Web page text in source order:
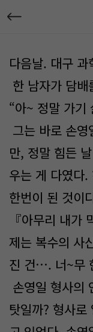
다음날. 대구
한 남자가 담
“아~ 정말 가
그는 바로 손
만, 정말 힘든
우는 게 다였다
한번이 된 것이
『아무리 내가
제는 복수의 사
진 건…. 너~무
손영일 형사의
탓일까? 형사